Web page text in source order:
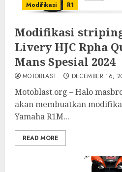
Modifikasi R1
Modifikasi striping
Livery HJC Rpha
Mans Spesial 2024
MOTOBLAST DECEMBER 16,
Motoblast.org – Halo
akan membuatkan
Yamaha R1M...
READ MORE